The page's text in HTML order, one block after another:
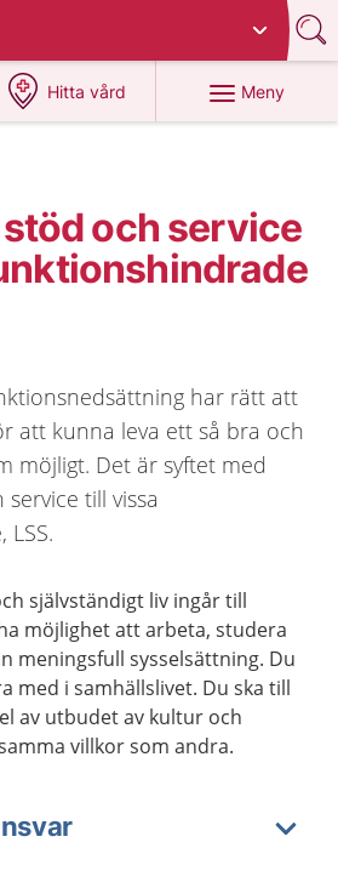
Hitta vård
på 1177.se
Meny
och service
har rätt att
att kunna leva ett så bra och
möjligt. Det är syftet med
till vissa
självständigt liv ingår till
möjlighet att arbeta, studera
meningsfull sysselsättning. Du
med i samhällslivet. Du ska till
av utbudet av kultur och
villkor som andra.